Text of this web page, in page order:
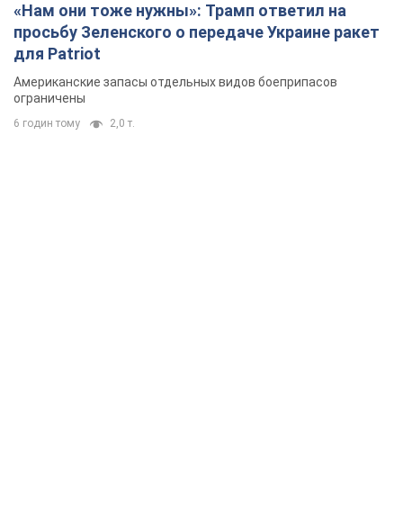
«Нам они тоже нужны»: Трамп ответил на
просьбу Зеленского о передаче Украине ракет
для Patriot
Американские запасы отдельных видов боеприпасов
ограничены
6 годин тому 2,0 т.